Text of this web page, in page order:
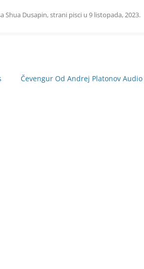
Shua Dusapin,strani pisci u 9 listopada, 2023.
Čevengur Od Andrej Platonov Audio